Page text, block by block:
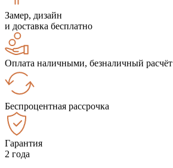
Замер, дизайн
и доставка бесплатно
Оплата наличными, безналичный расчёт
Беспроцентная рассрочка
Гарантия
2 года